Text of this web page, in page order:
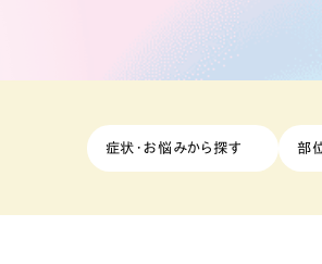
症状・お悩みから探す 部